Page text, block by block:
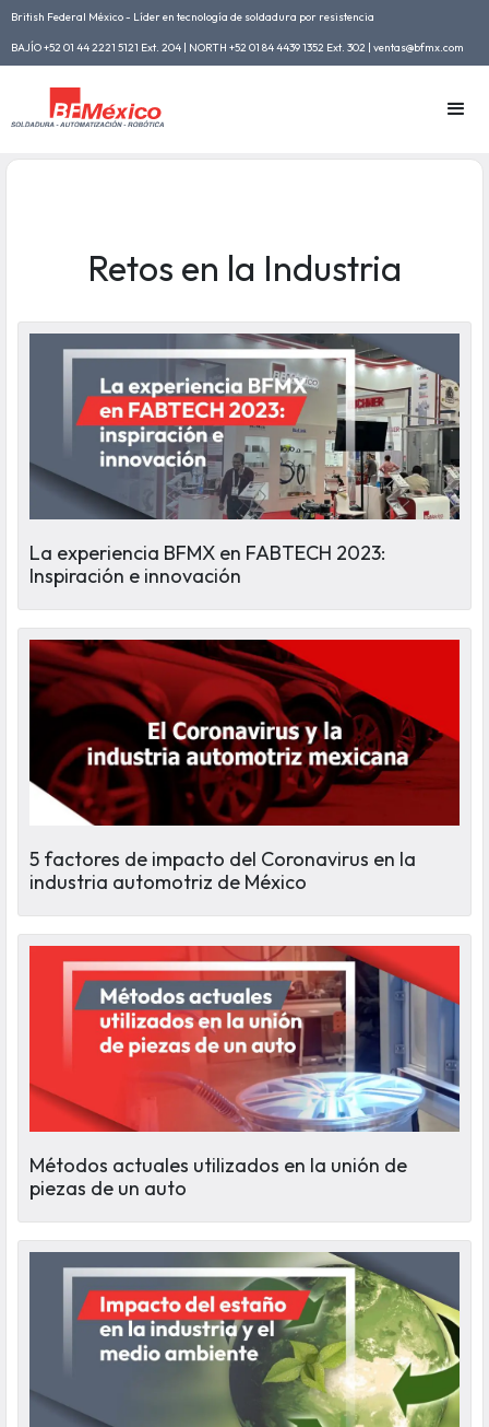
British Federal México - Líder en tecnología de soldadura por resistencia
BAJÍO +52 01 44 2221 5121 Ext. 204 | NORTH +52 01 84 4439 1352 Ext. 302 | ventas@bfmx.com
Retos en la Industria
La experiencia BFMX en FABTECH 2023:
Inspiración e innovación
5 factores de impacto del Coronavirus en la
industria automotriz de México
Métodos actuales utilizados en la unión de
piezas de un auto